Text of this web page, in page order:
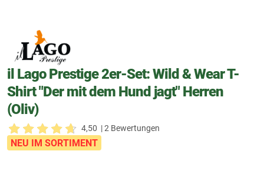
il Lago Prestige 2er-Set: Wild & Wear T-
Shirt "Der mit dem Hund jagt" Herren
(Oliv)
4,50 | 2 Bewertungen
NEU IM SORTIMENT